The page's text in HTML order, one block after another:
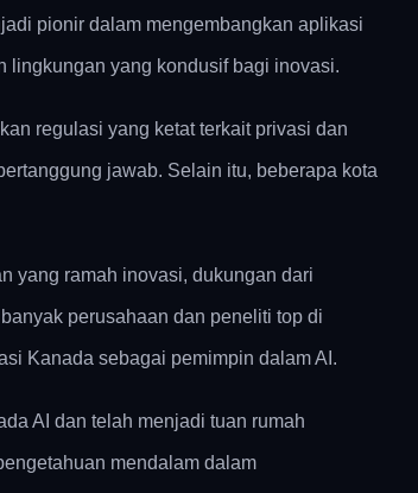
pionir dalam mengembangkan aplikasi
lingkungan yang kondusif bagi inovasi.
regulasi yang ketat terkait privasi dan
jawab. Selain itu, beberapa kota
yang ramah inovasi, dukungan dari
perusahaan dan peneliti top di
Kanada sebagai pemimpin dalam AI.
AI dan telah menjadi tuan rumah
mendalam dalam